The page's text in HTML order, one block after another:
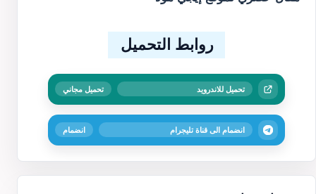
روابط التحميل
تحميل للاندرويد تحميل مجاني
انضمام الى قناة تليجرام انضمام